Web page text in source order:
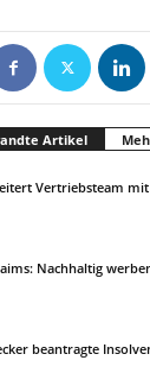
Artikel
Vertriebsteam
Nachhaltig
beantragte